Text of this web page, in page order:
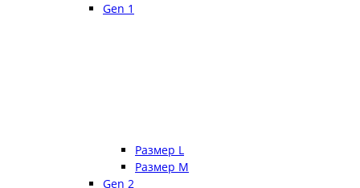
Gen 1
Размер L
Размер М
Gen 2